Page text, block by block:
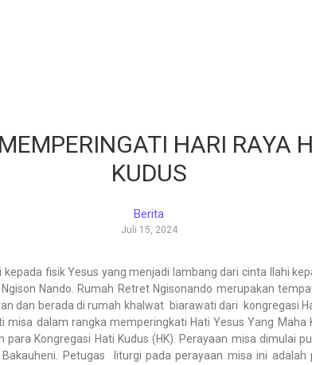
HARI RAYA
KUDUS
Berita
Juli 15, 2024
kepada fisik Yesus yang menjadi lambang dari cinta Ilahi
Nando. Rumah Retret Ngisonando merupakan
dan berada di rumah khalwat biarawati dari kongregasi
misa dalam rangka memperingkati Hati Yesus Yang
Kongregasi Hati Kudus (HK). Perayaan misa dimulai
Petugas liturgi pada perayaan misa ini adalah